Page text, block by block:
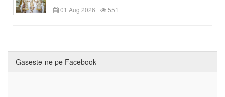
01 Aug 2026
551
Gaseste-ne pe Facebook